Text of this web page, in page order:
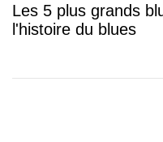
Les 5 plus grands
l'histoire du blues